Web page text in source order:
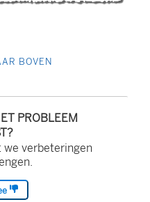
BOVEN
PROBLEEM
we verbeteringen